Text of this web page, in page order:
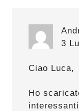
3
Ciao Luca,
Ho